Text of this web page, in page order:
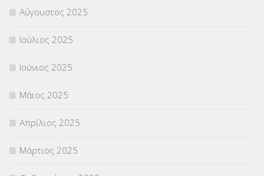
Αύγουστος 2025
Ιούλιος 2025
Ιούνιος 2025
Μάιος 2025
Απρίλιος 2025
Μάρτιος 2025